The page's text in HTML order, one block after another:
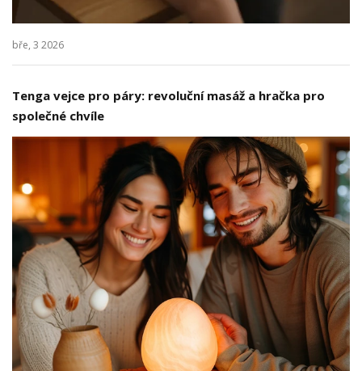
bře, 3 2026
Tenga vejce pro páry: revoluční masáž a hračka pro
společné chvíle